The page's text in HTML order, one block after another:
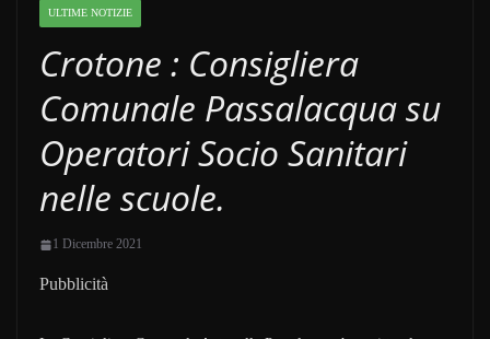
ULTIME NOTIZIE
Crotone : Consigliera
Comunale Passalacqua su
Operatori Socio Sanitari
nelle scuole.
1 Dicembre 2021
Pubblicità